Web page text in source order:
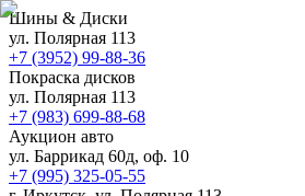
Шины & Диски
ул. Полярная 113
+7 (3952) 99-88-36
Покраска дисков
ул. Полярная 113
+7 (983) 699-88-68
Аукцион авто
ул. Баррикад 60д, оф. 10
+7 (995) 325-05-55